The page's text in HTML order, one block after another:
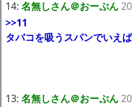
14: 名無しさん＠おーぷん
>>11
タバコを吸うスパンでいえ
13: 名無しさん＠おーぷん